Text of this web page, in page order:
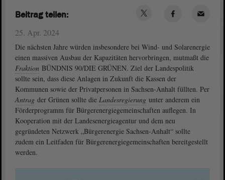
25. Apr. 2024
Die nächsten Jahre würden insbesondere bei Wind- und Solarenergie
einen massiven Ausbau der Kapazitäten hervorbringen, mutmaßt die
Fraktion BÜNDNIS 90/DIE GRÜNEN. Ziel der Landespolitik
sollte sein, dass diese Anlagen in Zukunft die Kassen der
Kommunen sowie der Privatpersonen in Sachsen-Anhalt füllten. Per
Antrag der Grünen sollte die Landesregierung unter anderem ein
Förderprogramm für Bürgerenergiegemeinschaften auflegen. In
Kooperation mit der Landesenergieagentur und dem neu
gegründeten Netzwerk „Bürgerenergie Sachsen-Anhalt“ sollte
zudem ein Leitfaden für Bürgerenergiegemeinschaften bereitgestellt
werden.
Beitrag teilen: